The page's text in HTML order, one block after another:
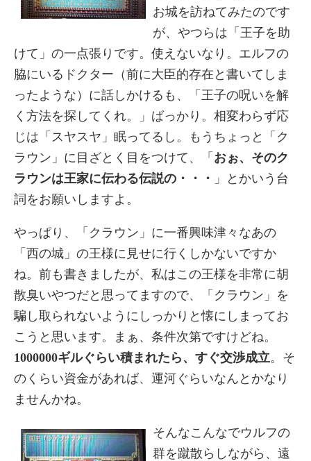
お城を訪ねてみたのです
が、やつらは「王子を助
けて」の一点張りです。使えないなり。エルフの
脇にいるドクター（前に大臣的存在と書いてしま
ったような）に話しかけるも、「王子の呪いを解
く方法を探してくれ。」ばっかり。相変わらず応
じは「スヤスヤ」眠ってるし。もうちょっと「ク
ラウン」に目ざとく目をつけて、「 おぉ、そのク
ラウンは王家に伝わる伝説の・・・ 」とかいう台
詞をお願いしますよ。
やっぱり、「クラウン」に一番興味津々なあの
「西の城」の王様に見せに行くしかないですか
ね。前も書きましたが、私はこの王様を非常に胡
散臭いやつだと思ってますので、「クラウン」を
騙し取られないようにしっかりと懐にしまってお
こうと思います。まぁ、条件次第ですけどね。
1000000ギルぐらい積まれたら、すぐ交渉成立。そ
のくらい資金があれば、運河ぐらいなんとかなり
ませんかね。
そんなこんなでウルフの
群を蹴散らしながら、遠